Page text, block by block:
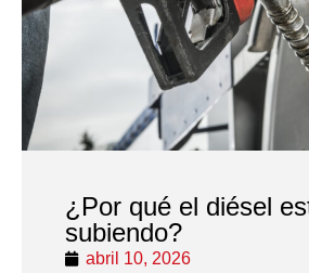
¿Por qué el diésel
subiendo?
abril 10, 2026